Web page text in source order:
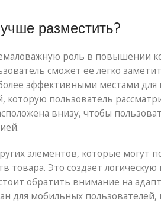
разместить?
роль в повышении
сможет ее легко
эффективными местами для
пользователь
внизу, чтобы
элементов, которые могут
Это создает логическую
обратить внимание на
для мобильных